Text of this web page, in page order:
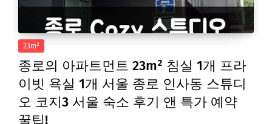
23m²
종로의 아파트먼트 23m² 침실 1개 프라
이빗 욕실 1개 서울 종로 인사동 스튜디
오 코지3 서울 숙소 후기 앤 특가 예약
꿀팁!